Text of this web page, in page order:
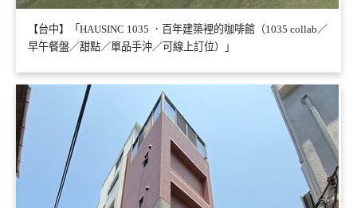
【台中】「HAUSINC 1035 ．百年建築裡的咖啡館（1035 collab／
早午餐盤／甜點／單品手沖／可線上訂位）」